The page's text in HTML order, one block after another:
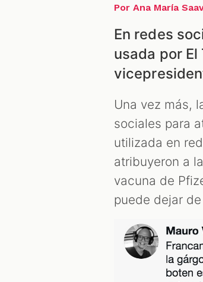
Por Ana María
En redes
usada por
Una vez más,
sociales para
utilizada en
atribuyeron a
vacuna de
puede dejar